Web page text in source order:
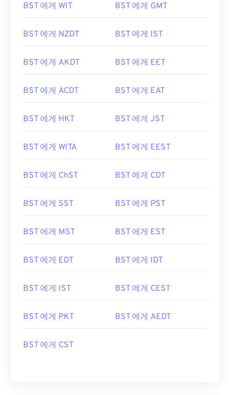
BST 에게 WIT BST 에게 GMT
BST 에게 NZDT BST 에게 IST
BST 에게 AKDT BST 에게 EET
BST 에게 ACDT BST 에게 EAT
BST 에게 HKT BST 에게 JST
BST 에게 WITA BST 에게 EEST
BST 에게 ChST BST 에게 CDT
BST 에게 SST BST 에게 PST
BST 에게 MST BST 에게 EST
BST 에게 EDT BST 에게 IDT
BST 에게 IST BST 에게 CEST
BST 에게 PKT BST 에게 AEDT
BST 에게 CST